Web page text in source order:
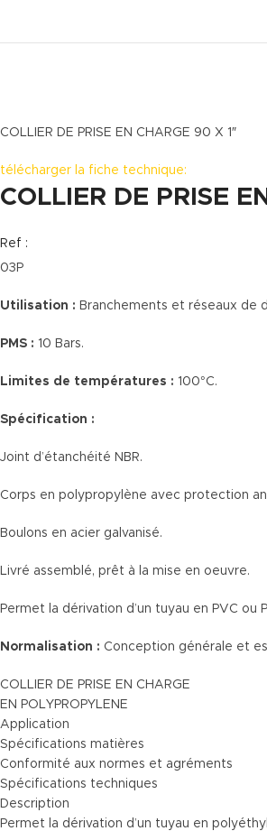
COLLIER DE PRISE EN CHARGE 90 X 1″
télécharger la fiche technique:
COLLIER DE PRISE
Ref :
03P
Utilisation : Branchements et réseaux de
PMS : 10 Bars.
Limites de températures : 100°C.
Spécification :
Joint d’étanchéité NBR.
Corps en polypropylène avec protection
Boulons en acier galvanisé.
Livré assemblé, prêt à la mise en oeuvre.
Permet la dérivation d’un tuyau en PVC ou
Normalisation : Conception générale et
COLLIER DE PRISE EN CHARGE
EN POLYPROPYLENE
Application
Spécifications matières
Conformité aux normes et agréments
Spécifications techniques
Description
Permet la dérivation d’un tuyau en